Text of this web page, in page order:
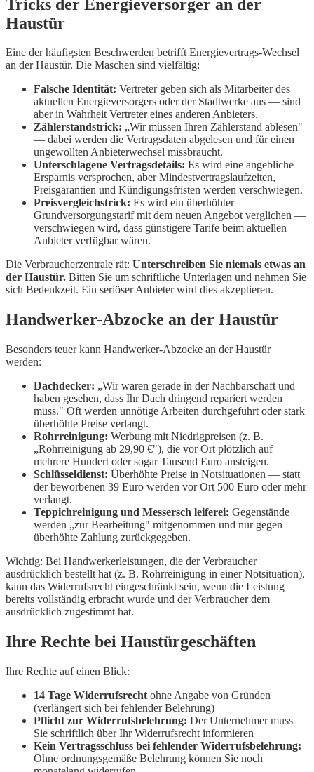
Tricks der Energieversorger an der
Haustür
Eine der häufigsten Beschwerden betrifft Energievertrags-Wechsel
an der Haustür. Die Maschen sind vielfältig:
Falsche Identität: Vertreter geben sich als Mitarbeiter des
aktuellen Energieversorgers oder der Stadtwerke aus — sind
aber in Wahrheit Vertreter eines anderen Anbieters.
Zählerstandstrick: „Wir müssen Ihren Zählerstand ablesen"
— dabei werden die Vertragsdaten abgelesen und für einen
ungewollten Anbieterwechsel missbraucht.
Unterschlagene Vertragsdetails: Es wird eine angebliche
Ersparnis versprochen, aber Mindestvertragslaufzeiten,
Preisgarantien und Kündigungsfristen werden verschwiegen.
Preisvergleichstrick: Es wird ein überhöhter
Grundversorgungstarif mit dem neuen Angebot verglichen —
verschwiegen wird, dass günstigere Tarife beim aktuellen
Anbieter verfügbar wären.
Die Verbraucherzentrale rät: Unterschreiben Sie niemals etwas an
der Haustür. Bitten Sie um schriftliche Unterlagen und nehmen Sie
sich Bedenkzeit. Ein seriöser Anbieter wird dies akzeptieren.
Handwerker-Abzocke an der Haustür
Besonders teuer kann Handwerker-Abzocke an der Haustür
werden:
Dachdecker: „Wir waren gerade in der Nachbarschaft und
haben gesehen, dass Ihr Dach dringend repariert werden
muss." Oft werden unnötige Arbeiten durchgeführt oder stark
überhöhte Preise verlangt.
Rohrreinigung: Werbung mit Niedrigpreisen (z. B.
„Rohrreinigung ab 29,90 €"), die vor Ort plötzlich auf
mehrere Hundert oder sogar Tausend Euro ansteigen.
Schlüsseldienst: Überhöhte Preise in Notsituationen — statt
der beworbenen 39 Euro werden vor Ort 500 Euro oder mehr
verlangt.
Teppichreinigung und Messersch leiferei: Gegenstände
werden „zur Bearbeitung" mitgenommen und nur gegen
überhöhte Zahlung zurückgegeben.
Wichtig: Bei Handwerkerleistungen, die der Verbraucher
ausdrücklich bestellt hat (z. B. Rohrreinigung in einer Notsituation),
kann das Widerrufsrecht eingeschränkt sein, wenn die Leistung
bereits vollständig erbracht wurde und der Verbraucher dem
ausdrücklich zugestimmt hat.
Ihre Rechte bei Haustürgeschäften
Ihre Rechte auf einen Blick:
14 Tage Widerrufsrecht ohne Angabe von Gründen
(verlängert sich bei fehlender Belehrung)
Pflicht zur Widerrufsbelehrung: Der Unternehmer muss
Sie schriftlich über Ihr Widerrufsrecht informieren
Kein Vertragsschluss bei fehlender Widerrufsbelehrung:
Ohne ordnungsgemäße Belehrung können Sie noch